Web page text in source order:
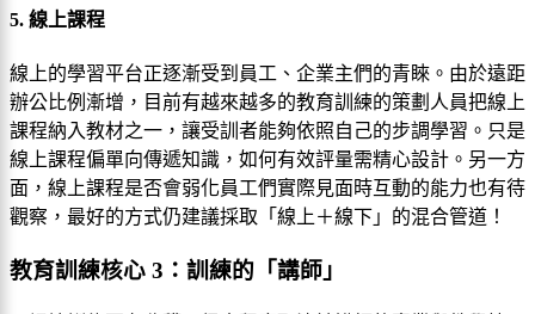
5. 線上課程
線上的學習平台正逐漸受到員工、企業主們的青睞。由於遠距
辦公比例漸增，目前有越來越多的教育訓練的策劃人員把線上
課程納入教材之一，讓受訓者能夠依照自己的步調學習。只是
線上課程偏單向傳遞知識，如何有效評量需精心設計。另一方
面，線上課程是否會弱化員工們實際見面時互動的能力也有待
觀察，最好的方式仍建議採取「線上＋線下」的混合管道！
教育訓練核心 3：訓練的「講師」